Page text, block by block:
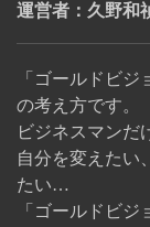
運営者：久野和
「ゴールドビ
の考え方です。
ビジネスマンだ
自分を変えたい
たい…
「ゴールドビ